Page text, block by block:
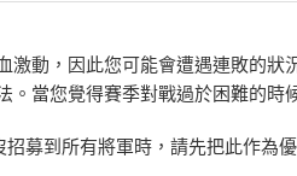
激動，因此您可能會遭遇連敗的
。當您覺得賽季對戰過於困難的時
募到所有將軍時，請先把此作為